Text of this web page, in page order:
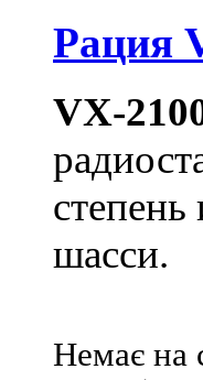
Рация
VX-
шасси.
Немає на